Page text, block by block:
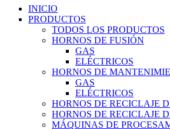
INICIO
PRODUCTOS
TODOS LOS PRODUCTOS
HORNOS DE FUSIÓN
GAS
ELÉCTRICOS
HORNOS DE
GAS
ELÉCTRICOS
HORNOS DE RECICLAJE
HORNOS DE RECICLAJE
MÁQUINAS DE